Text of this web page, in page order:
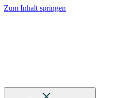
Zum Inhalt springen